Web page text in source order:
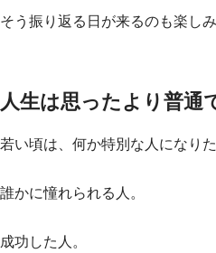
そう振り返る日が来るのも楽しみ
人生は思ったより普通
若い頃は、何か特別な人になり
誰かに憧れられる人。
成功した人。